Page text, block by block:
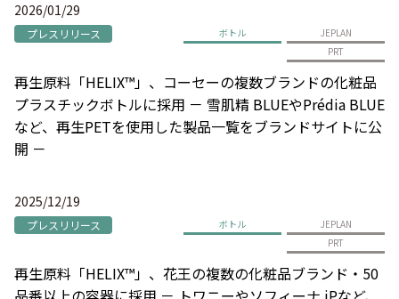
2026/01/29
プレスリリース ボトル
JEPLAN
PRT
再生原料「HELIX™」、コーセーの複数ブランドの化粧品
プラスチックボトルに採用 － 雪肌精 BLUEやPrédia BLUE
など、再生PETを使用した製品一覧をブランドサイトに公
開 －
2025/12/19
プレスリリース ボトル
JEPLAN
PRT
再生原料「HELIX™」、花王の複数の化粧品ブランド・50